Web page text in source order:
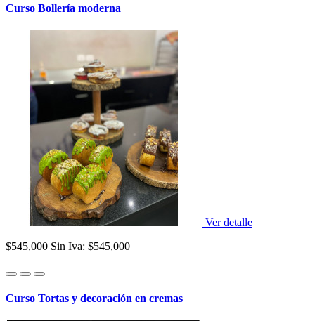
Curso Bollería moderna
Ver detalle
$545,000 Sin Iva: $545,000
Curso Tortas y decoración en cremas